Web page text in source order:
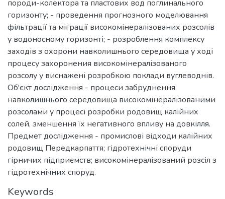
породи-колектора та пластових вод поглинального
горизонту; - проведення прогнозного моделювання
фільтрації та міграції високомінералізованих розсолів
у водоносному горизонті; - розроблення комплексу
заходів з охорони навколишнього середовища у ході
процесу захоронения високомінералізованого
розсолу у виснажені розробкою поклади вуглеводнів.
Об'єкт дослідження - процеси забруднення
навколишнього середовища високомінералізованими
розсолами у процесі розробки родовищ калійних
солей, зменшення їх негативного впливу на довкілля.
Предмет дослідження - промислові відходи калійних
родовищ Передкарпаття; гідротехнічні споруди
гірничих підприємств; високомінералізований розсіл з
гідротехнічних споруд.
Keywords